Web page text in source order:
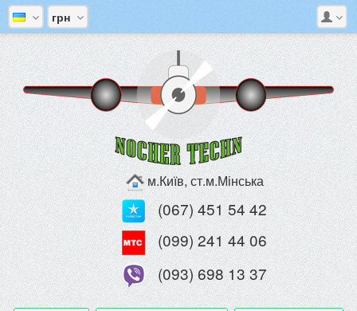
грн
м.Київ, ст.м.Мінська
(067) 451 54 42
(099) 241 44 06
(093) 698 13 37